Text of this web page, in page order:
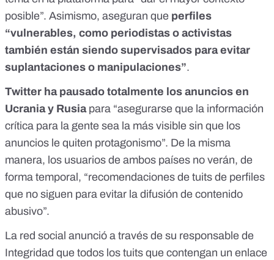
posible”. Asimismo, aseguran que perfiles
“vulnerables, como periodistas o activistas
también están siendo supervisados para evitar
suplantaciones o manipulaciones”.
Twitter ha pausado totalmente los anuncios en
Ucrania y Rusiapara “asegurarse que la información
crítica para la gente sea la más visible sin que los
anuncios le quiten protagonismo”. De la misma
manera, los usuarios de ambos países no verán, de
forma temporal, “recomendaciones de tuits de perfiles
que no siguen para evitar la difusión de contenido
abusivo”.
La red social anunció a través de su responsable de
Integridad que todos los tuits que contengan un enlace